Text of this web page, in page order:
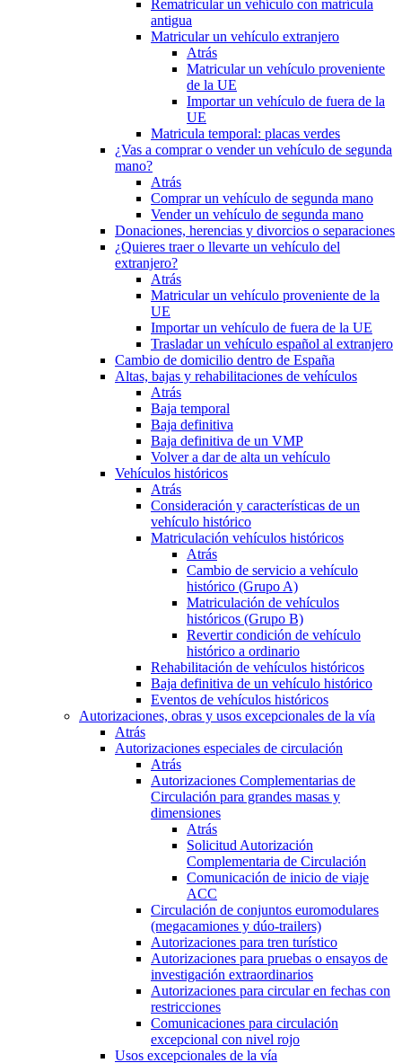
Rematricular un vehículo con matrícula
antigua
Matricular un vehículo extranjero
Atrás
Matricular un vehículo proveniente
de la UE
Importar un vehículo de fuera de la
UE
Matricula temporal: placas verdes
¿Vas a comprar o vender un vehículo de segunda
mano?
Atrás
Comprar un vehículo de segunda mano
Vender un vehículo de segunda mano
Donaciones, herencias y divorcios o separaciones
¿Quieres traer o llevarte un vehículo del
extranjero?
Atrás
Matricular un vehículo proveniente de la
UE
Importar un vehículo de fuera de la UE
Trasladar un vehículo español al extranjero
Cambio de domicilio dentro de España
Altas, bajas y rehabilitaciones de vehículos
Atrás
Baja temporal
Baja definitiva
Baja definitiva de un VMP
Volver a dar de alta un vehículo
Vehículos históricos
Atrás
Consideración y características de un
vehículo histórico
Matriculación vehículos históricos
Atrás
Cambio de servicio a vehículo
histórico (Grupo A)
Matriculación de vehículos
históricos (Grupo B)
Revertir condición de vehículo
histórico a ordinario
Rehabilitación de vehículos históricos
Baja definitiva de un vehículo histórico
Eventos de vehículos históricos
Autorizaciones, obras y usos excepcionales de la vía
Atrás
Autorizaciones especiales de circulación
Atrás
Autorizaciones Complementarias de
Circulación para grandes masas y
dimensiones
Atrás
Solicitud Autorización
Complementaria de Circulación
Comunicación de inicio de viaje
ACC
Circulación de conjuntos euromodulares
(megacamiones y dúo-trailers)
Autorizaciones para tren turístico
Autorizaciones para pruebas o ensayos de
investigación extraordinarios
Autorizaciones para circular en fechas con
restricciones
Comunicaciones para circulación
excepcional con nivel rojo
Usos excepcionales de la vía